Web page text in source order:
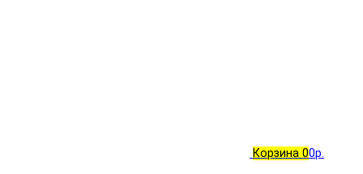
Корзина 00р.